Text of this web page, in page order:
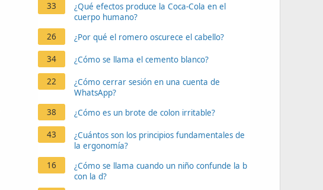
33
¿Qué efectos produce la Coca-Cola en el
cuerpo humano?
26
¿Por qué el romero oscurece el cabello?
34 ¿Cómo se llama el cemento blanco?
22
¿Cómo cerrar sesión en una cuenta de
WhatsApp?
38
¿Cómo es un brote de colon irritable?
43
¿Cuántos son los principios fundamentales de
la ergonomía?
16
¿Cómo se llama cuando un niño confunde la b
con la d?